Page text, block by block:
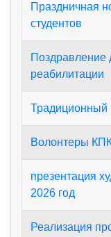
Праздничная
студентов
Поздравление
реабилитации
Традиционный
Волонтеры
презентация
2026 год
Реализация